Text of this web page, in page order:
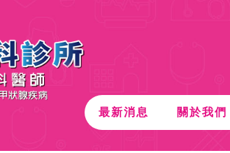
最新消息 關於我們